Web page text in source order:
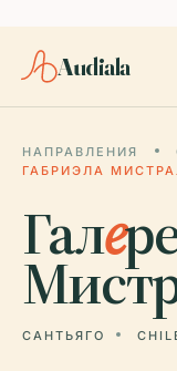
Audiala
НАПРАВЛЕНИЯ
ГАБРИЭЛА
Гале
САНТЬЯГО